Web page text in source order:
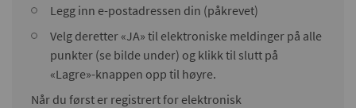
Legg inn e-postadressen din (påkrevet)
Velg deretter «JA» til elektroniske meldinger på alle
punkter (se bilde under) og klikk til slutt på
«Lagre»-knappen opp til høyre.
Når du først er registrert for elektronisk